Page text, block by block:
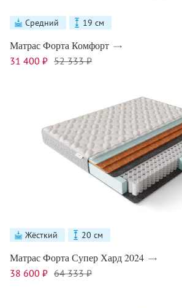
Средний 19 см
Матрас Форта Комфорт
31 400 ₽ 52 333 ₽
Жёсткий 20 см
Матрас Форта Супер Хард 2024
38 600 ₽ 64 333 ₽